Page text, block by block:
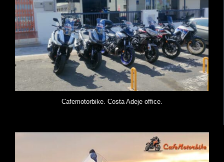
Cafemotorbike. Costa Adeje office.